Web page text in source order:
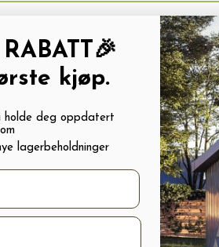
ALLE TILBUDSVARER
Erterfrø Erter AVOLA
kjøp.
holde deg oppdatert
om
lagerbeholdninger